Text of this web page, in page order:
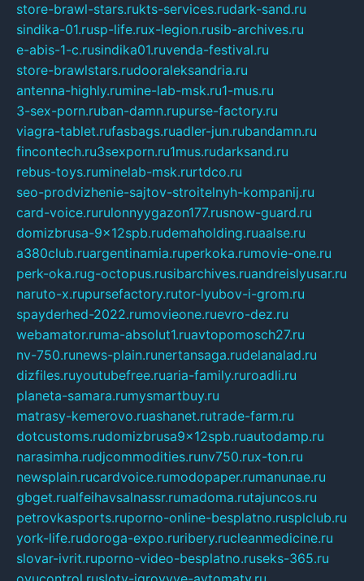
store-brawl-stars.rukts-services.rudark-sand.ru
sindika-01.rusp-life.rux-legion.rusib-archives.ru
e-abis-1-c.rusindika01.ruvenda-festival.ru
store-brawlstars.rudooraleksandria.ru
antenna-highly.rumine-lab-msk.ru1-mus.ru
3-sex-porn.ruban-damn.rupurse-factory.ru
viagra-tablet.rufasbags.ruadler-jun.rubandamn.ru
fincontech.ru3sexporn.ru1mus.rudarksand.ru
rebus-toys.ruminelab-msk.rurtdco.ru
seo-prodvizhenie-sajtov-stroitelnyh-kompanij.ru
card-voice.rurulonnyygazon177.rusnow-guard.ru
domizbrusa-9x12spb.rudemaholding.ruaalse.ru
a380club.ruargentinamia.ruperkoka.rumovie-one.ru
perk-oka.rug-octopus.rusibarchives.ruandreislyusar.ru
naruto-x.rupursefactory.rutor-lyubov-i-grom.ru
spayderhed-2022.rumovieone.ruevro-dez.ru
webamator.ruma-absolut1.ruavtopomosch27.ru
nv-750.runews-plain.runertansaga.rudelanalad.ru
dizfiles.ruyoutubefree.ruaria-family.ruroadli.ru
planeta-samara.rumysmartbuy.ru
matrasy-kemerovo.ruashanet.rutrade-farm.ru
dotcustoms.rudomizbrusa9x12spb.ruautodamp.ru
narasimha.rudjcommodities.runv750.rux-ton.ru
newsplain.rucardvoice.rumodopaper.rumanunae.ru
gbget.rualfeihavsalnassr.rumadoma.rutajuncos.ru
petrovkasports.ruporno-online-besplatno.rusplclub.ru
york-life.rudoroga-expo.ruribery.rucleanmedicine.ru
slovar-ivrit.ruporno-video-besplatno.ruseks-365.ru